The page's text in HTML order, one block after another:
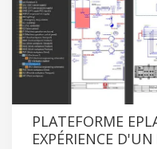
PLATEFORME
EXPÉRIENCE